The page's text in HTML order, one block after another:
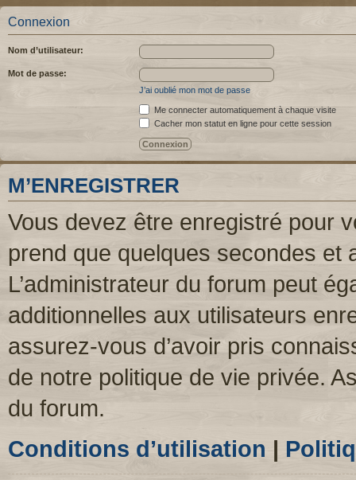
Connexion
Nom d’utilisateur:
Mot de passe:
J’ai oublié mon mot de passe
Me connecter automatiquement à chaque visite
Cacher mon statut en ligne pour cette session
M’ENREGISTRER
Vous devez être enregistré pour
prend que quelques secondes et
L’administrateur du forum peut
additionnelles aux utilisateurs
assurez-vous d’avoir pris
de notre politique de vie privée.
du forum.
Conditions d’utilisation |